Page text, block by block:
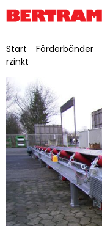
Start Förderbänder
rzinkt